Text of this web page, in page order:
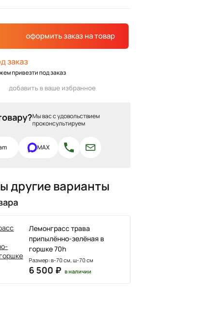
оформить заказ на товар
заказ
привезти под заказ
добавить в ваше избранное
Мы вас с удовольствием
проконсультируем
MAX
другие варианты
Лемонграсс трава
припылённо-зелёная в
горшке 70h
Размер: в-70 см, ш-70 см
6 500 ₽ в наличии